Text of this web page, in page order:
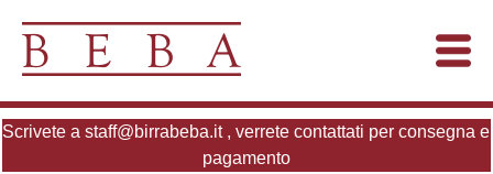
Scrivete a staff@birrabeba.it , verrete contattati per consegna e
pagamento